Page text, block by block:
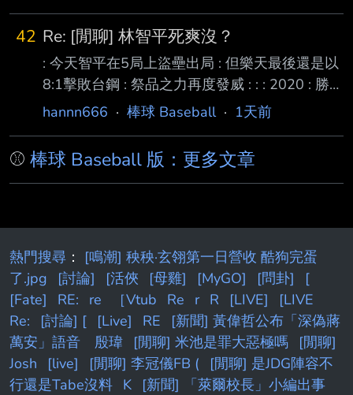
鋼 龍 2.14 5 7 1.11 149.78 7.鈴木駿輔 2.14 8
4 1.10 149.35 8.李東洺 2.33 10 2 1.18 137.18
9.摩爾曼* 2.70 5 6 1.22 1
42 Re: [閒聊] 林智平死爽沒？
: 今天智平在5局上盜壘出局 : 但樂天最後還是以
8:1擊敗台鋼 : 祭品之力再度發威 : : : 2020 : 勝
05/12 吱17:10喵 死壘上時14:9 : 負 07/01 吱0
上時1 :0 : 勝 08/05 吱4 : 3邦 死壘上時2 :3 : 勝
08/06 吱8 : 3邦 死壘上時0 :0 和8 :2 : 勝 08/07
hannn666 · 棒球 Baseball· 1天前
⚾ 棒球 Baseball 版：更多文章
熱門搜尋 ： [鳴潮] 秧秧·玄翎第一日營收 酷狗完蛋
了.jpg
[討論] [活俠 [母雞] [MyGO] [問卦]
[
[Fate]
RE: re ［Vtub Re r R [LIVE]
[LIVE
Re:
[討論] [ [Live] RE
[新聞] 黃偉哲公布「深偽蔣
萬安」語音 殷瑋
[閒聊] 米池是罪大惡極嗎
[閒聊]
Josh
[live] [閒聊] 李冠儀FB (
[閒聊] 是JDG陣容不
行還是Tabe沒料 K
[新聞] 「萊爾校長」小編出事